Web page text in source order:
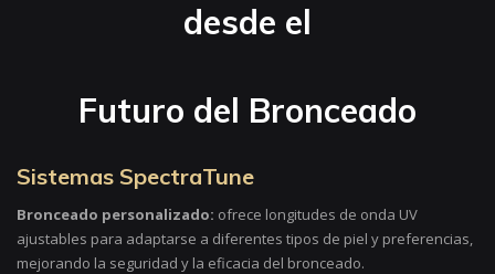
desde el
Futuro del Bronceado
Sistemas SpectraTune
Bronceado personalizado: ofrece longitudes de onda UV
ajustables para adaptarse a diferentes tipos de piel y preferencias,
mejorando la seguridad y la eficacia del bronceado.